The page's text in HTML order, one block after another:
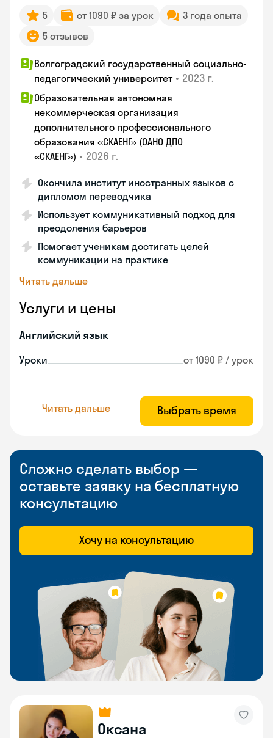
5 от 1090 ₽ за урок
3 года опыта
5 отзывов
Волгоградский государственный социально-
педагогический университет • 2023 г.
Образовательная автономная
некоммерческая организация
дополнительного профессионального
образования «СКАЕНГ» (ОАНО ДПО
«СКАЕНГ») • 2026 г.
Окончила институт иностранных языков с
дипломом переводчика
Использует коммуникативный подход для
преодоления барьеров
Помогает ученикам достигать целей
коммуникации на практике
Читать дальше
Услуги и цены
Английский язык
Уроки от 1090 ₽ / урок
Читать дальше Выбрать время
Сложно сделать выбор —
оставьте заявку на бесплатную
консультацию
Хочу на консультацию
Оксана